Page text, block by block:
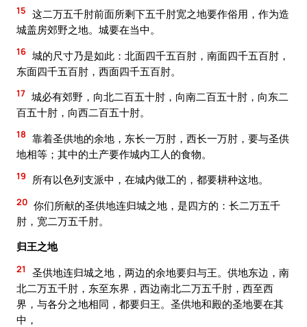
15 这二万五千肘前面所剩下五千肘宽之地要作俗用，作为造
城盖房郊野之地。城要在当中。
16 城的尺寸乃是如此：北面四千五百肘，南面四千五百肘，
东面四千五百肘，西面四千五百肘。
17 城必有郊野，向北二百五十肘，向南二百五十肘，向东二
百五十肘，向西二百五十肘。
18 靠着圣供地的余地，东长一万肘，西长一万肘，要与圣供
地相等；其中的土产要作城内工人的食物。
19 所有以色列支派中，在城内做工的，都要耕种这地。
20 你们所献的圣供地连归城之地，是四方的：长二万五千
肘，宽二万五千肘。
归王之地
21
圣供地连归城之地，两边的余地要归与王。供地东边，南
北二万五千肘，东至东界，西边南北二万五千肘，西至西
界，与各分之地相同，都要归王。圣供地和殿的圣地要在其
中，